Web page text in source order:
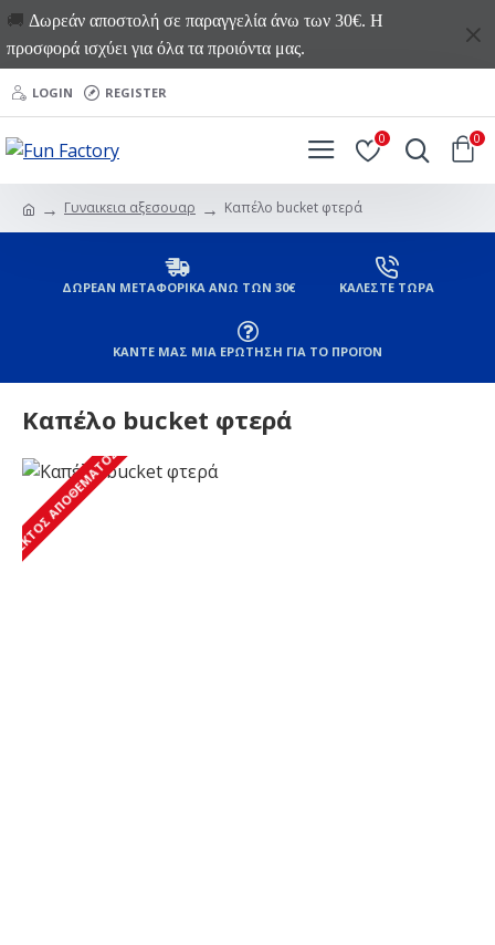
🚚 Δωρεάν αποστολή σε παραγγελία άνω των 30€. Η
προσφορά ισχύει για όλα τα προιόντα μας.
LOGIN REGISTER
0 0
Γυναικεια αξεσουαρ Καπέλο bucket φτερά
ΔΩΡΕΑΝ ΜΕΤΑΦΟΡΙΚΑ ΑΝΩ ΤΩΝ 30€ ΚΑΛΕΣΤΕ ΤΩΡΑ
ΚΑΝΤΕ ΜΑΣ ΜΙΑ ΕΡΩΤΗΣΗ ΓΙΑ ΤΟ ΠΡΟΪΟΝ
Καπέλο bucket φτερά
ΕΚΤΌΣ ΑΠΟΘΈΜΑΤΟΣ